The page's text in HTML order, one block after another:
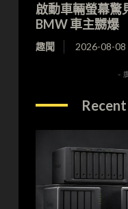
啟動車輛螢幕驚
BMW 車主嬲爆
趣聞 2026-08-08
-